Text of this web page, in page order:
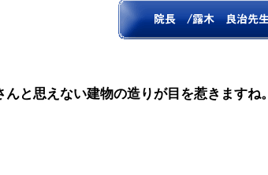
と思えない建物の造りが目を惹きますね